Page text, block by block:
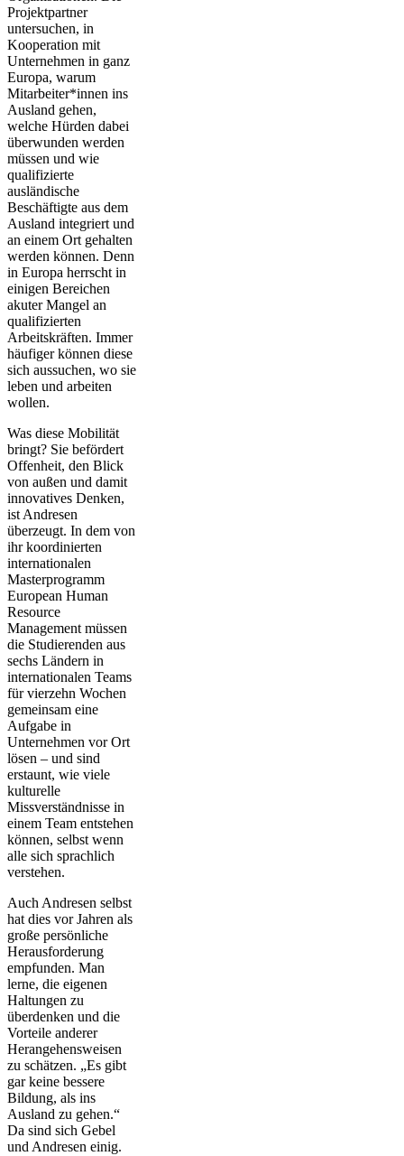
Projektpartner
untersuchen, in
Kooperation mit
Unternehmen in ganz
Europa, warum
Mitarbeiter*innen ins
Ausland gehen,
welche Hürden dabei
überwunden werden
müssen und wie
qualifizierte
ausländische
Beschäftigte aus dem
Ausland integriert und
an einem Ort gehalten
werden können. Denn
in Europa herrscht in
einigen Bereichen
akuter Mangel an
qualifizierten
Arbeitskräften. Immer
häufiger können diese
sich aussuchen, wo sie
leben und arbeiten
wollen.
Was diese Mobilität
bringt? Sie befördert
Offenheit, den Blick
von außen und damit
innovatives Denken,
ist Andresen
überzeugt. In dem von
ihr koordinierten
internationalen
Masterprogramm
European Human
Resource
Management müssen
die Studierenden aus
sechs Ländern in
internationalen Teams
für vierzehn Wochen
gemeinsam eine
Aufgabe in
Unternehmen vor Ort
lösen – und sind
erstaunt, wie viele
kulturelle
Missverständnisse in
einem Team entstehen
können, selbst wenn
alle sich sprachlich
verstehen.
Auch Andresen selbst
hat dies vor Jahren als
große persönliche
Herausforderung
empfunden. Man
lerne, die eigenen
Haltungen zu
überdenken und die
Vorteile anderer
Herangehensweisen
zu schätzen. „Es gibt
gar keine bessere
Bildung, als ins
Ausland zu gehen.“
Da sind sich Gebel
und Andresen einig.